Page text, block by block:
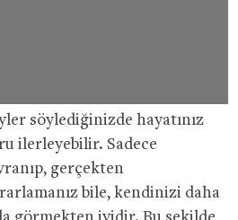
söylediğinizde hayatınız
ilerleyebilir. Sadece
gerçekten
bile, kendinizi daha